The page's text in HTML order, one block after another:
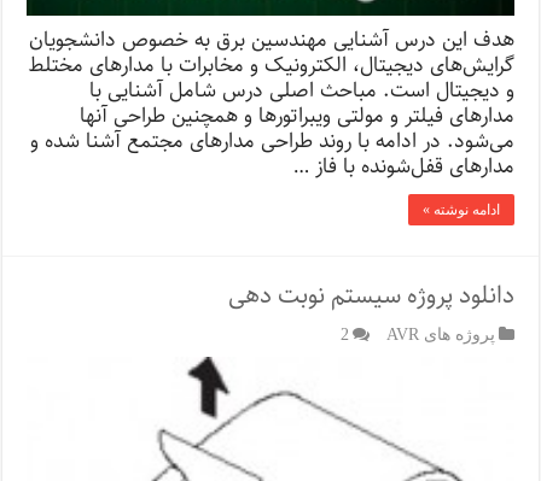
هدف این درس آشنایی مهندسین برق به خصوص دانشجویان
گرایش‌های دیجیتال، الکترونیک و مخابرات با مدارهای مختلط
و دیجیتال است. مباحث اصلی درس شامل آشنایی با
مدارهای فیلتر و مولتی ویبراتورها و همچنین طراحی آنها
می‌شود. در ادامه با روند طراحی مدارهای مجتمع آشنا شده و
مدارهای قفل‌شونده با فاز …
ادامه نوشته »
دانلود پروژه سیستم نوبت دهی
پروژه های AVR 2